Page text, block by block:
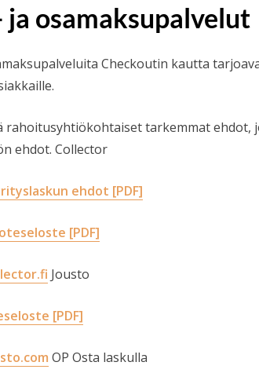
ja osamaksupalvelut
Checkoutin kautta
rahoitusyhtiökohtaiset tarkemmat ehdot,
ehdot. Collector
ehdot [PDF]
[PDF]
Jousto
[PDF]
OP Osta laskulla